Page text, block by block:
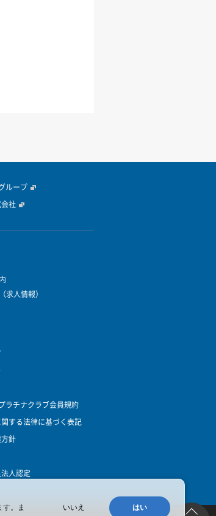
ループ
社
求人情報）
ラチナクラブ会員規約
する法律に基づく表記
針
人認定
。ま
いいえ はい